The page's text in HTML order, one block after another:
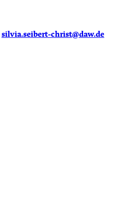
silvia.seibert-christ@daw.de